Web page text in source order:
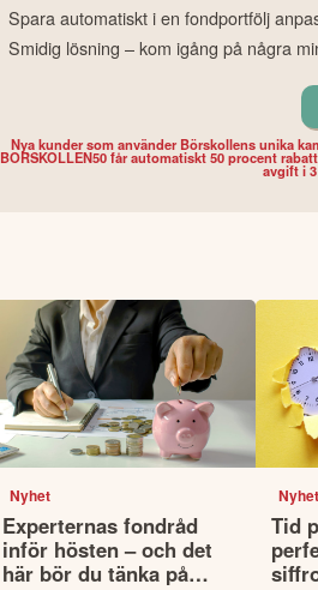
Spara automatiskt i en fondportfölj
Smidig lösning – kom igång på några
Nya kunder som använder Börskollens unika
BORSKOLLEN50 får automatiskt 50 procent
avgift i
Nyhet
Experternas fondråd
inför hösten – och det
här bör du tänka på
Nyhet
Tid